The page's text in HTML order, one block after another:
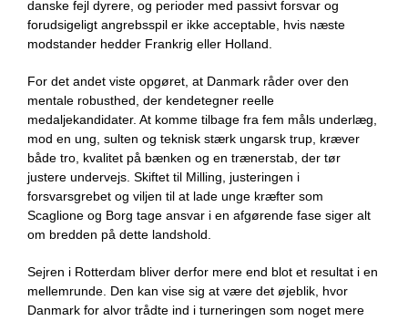
danske fejl dyrere, og perioder med passivt forsvar og
forudsigeligt angrebsspil er ikke acceptable, hvis næste
modstander hedder Frankrig eller Holland.
For det andet viste opgøret, at Danmark råder over den
mentale robusthed, der kendetegner reelle
medaljekandidater. At komme tilbage fra fem måls underlæg,
mod en ung, sulten og teknisk stærk ungarsk trup, kræver
både tro, kvalitet på bænken og en trænerstab, der tør
justere undervejs. Skiftet til Milling, justeringen i
forsvarsgrebet og viljen til at lade unge kræfter som
Scaglione og Borg tage ansvar i en afgørende fase siger alt
om bredden på dette landshold.
Sejren i Rotterdam bliver derfor mere end blot et resultat i en
mellemrunde. Den kan vise sig at være det øjeblik, hvor
Danmark for alvor trådte ind i turneringen som noget mere